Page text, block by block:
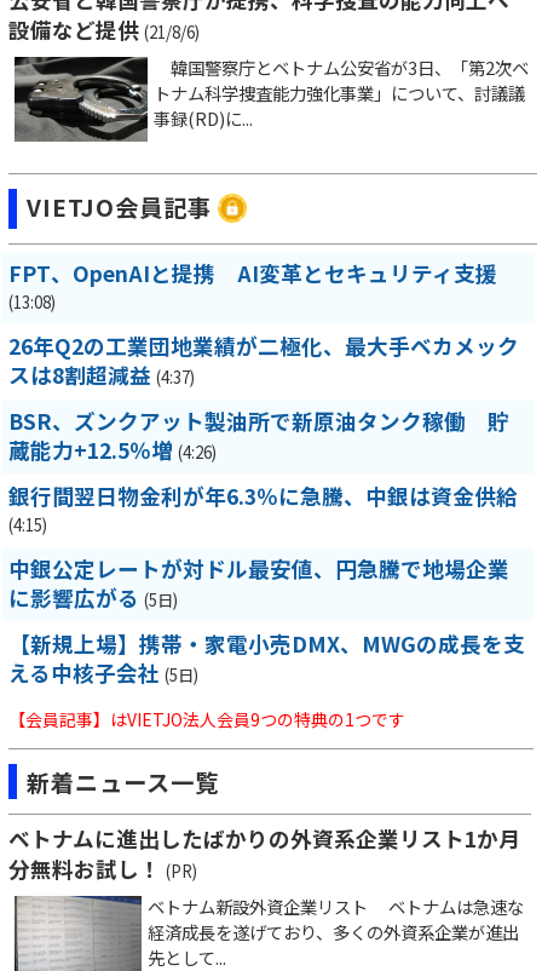
設備など提供 (21/8/6)
韓国警察庁とベトナム公安省が3日、「第2次ベ
トナム科学捜査能力強化事業」について、討議議
事録(RD)に...
VIETJO会員記事
FPT、OpenAIと提携 AI変革とセキュリティ支援
(13:08)
26年Q2の工業団地業績が二極化、最大手ベカメック
スは8割超減益 (4:37)
BSR、ズンクアット製油所で新原油タンク稼働 貯
蔵能力+12.5％増 (4:26)
銀行間翌日物金利が年6.3％に急騰、中銀は資金供給
(4:15)
中銀公定レートが対ドル最安値、円急騰で地場企業
に影響広がる (5日)
【新規上場】携帯・家電小売DMX、MWGの成長を支
える中核子会社 (5日)
【会員記事】はVIETJO法人会員9つの特典の1つです
新着ニュース一覧
ベトナムに進出したばかりの外資系企業リスト1か月
分無料お試し！
(PR)
ベトナム新設外資企業リスト ベトナムは急速な
経済成長を遂げており、多くの外資系企業が進出
先として...